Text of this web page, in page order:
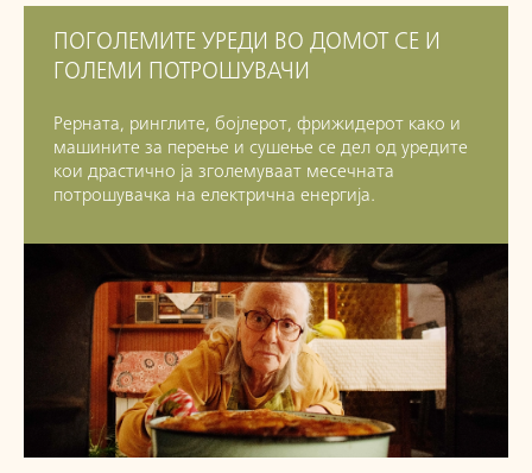
ПОГОЛЕМИТЕ УРЕДИ ВО ДОМОТ СЕ И
ГОЛЕМИ ПОТРОШУВАЧИ
Рерната, ринглите, бојлерот, фрижидерот како и
машините за перење и сушење се дел од уредите
кои драстично ја зголемуваат месечната
потрошувачка на електрична енергија.